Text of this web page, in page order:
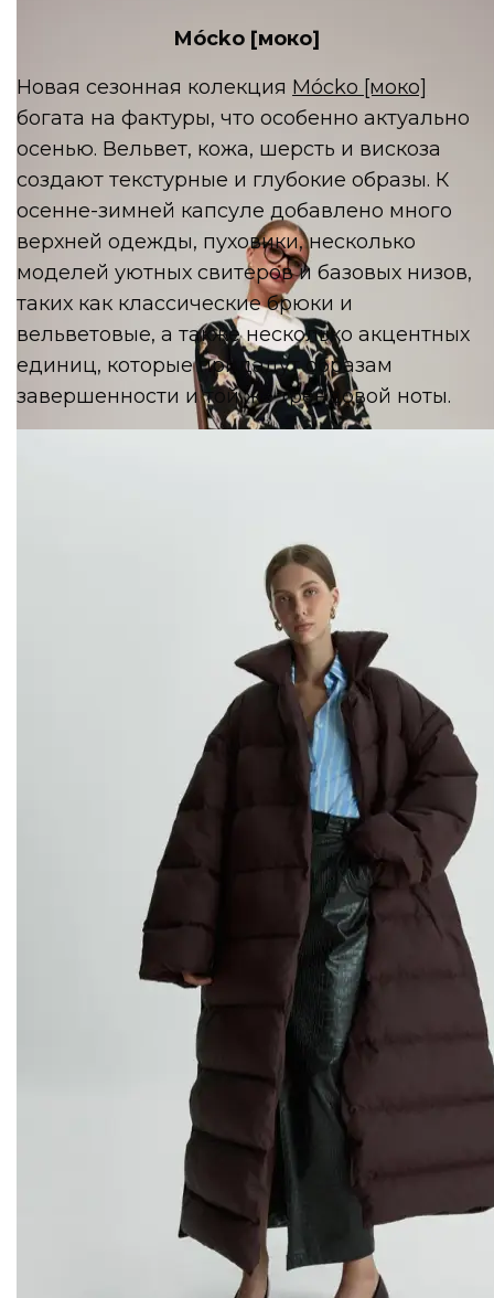
Mócko [моко]
Новая сезонная колекция Mócko [моко]
богата на фактуры, что особенно актуально
осенью. Вельвет, кожа, шерсть и вискоза
создают текстурные и глубокие образы. К
осенне-зимней капсуле добавлено много
верхней одежды, пуховики, несколько
моделей уютных свитеров и базовых низов,
таких как классические брюки и
вельветовые, а также несколько акцентных
единиц, которые придадут образам
завершенности и той же трендовой ноты.